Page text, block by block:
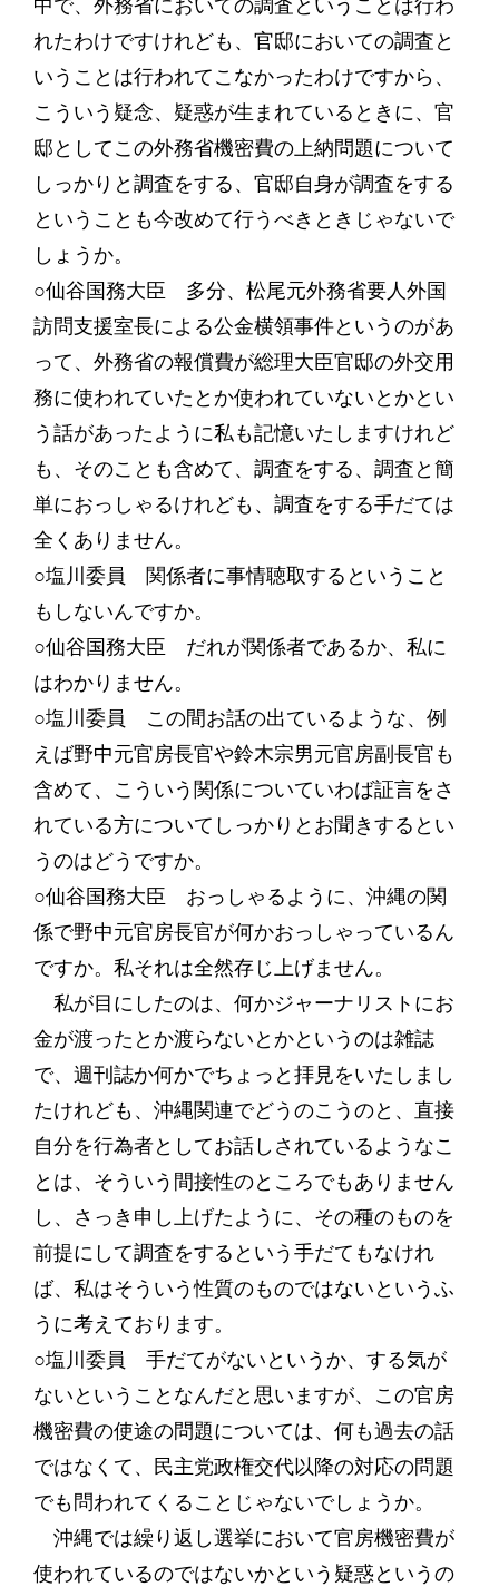
中で、外務省においての調査ということは行わ
れたわけですけれども、官邸においての調査と
いうことは行われてこなかったわけですから、
こういう疑念、疑惑が生まれているときに、官
邸としてこの外務省機密費の上納問題について
しっかりと調査をする、官邸自身が調査をする
ということも今改めて行うべきときじゃないで
しょうか。
○仙谷国務大臣 多分、松尾元外務省要人外国
訪問支援室長による公金横領事件というのがあ
って、外務省の報償費が総理大臣官邸の外交用
務に使われていたとか使われていないとかとい
う話があったように私も記憶いたしますけれど
も、そのことも含めて、調査をする、調査と簡
単におっしゃるけれども、調査をする手だては
全くありません。
○塩川委員 関係者に事情聴取するということ
もしないんですか。
○仙谷国務大臣 だれが関係者であるか、私に
はわかりません。
○塩川委員 この間お話の出ているような、例
えば野中元官房長官や鈴木宗男元官房副長官も
含めて、こういう関係についていわば証言をさ
れている方についてしっかりとお聞きするとい
うのはどうですか。
○仙谷国務大臣 おっしゃるように、沖縄の関
係で野中元官房長官が何かおっしゃっているん
ですか。私それは全然存じ上げません。
私が目にしたのは、何かジャーナリストにお
金が渡ったとか渡らないとかというのは雑誌
で、週刊誌か何かでちょっと拝見をいたしまし
たけれども、沖縄関連でどうのこうのと、直接
自分を行為者としてお話しされているようなこ
とは、そういう間接性のところでもありません
し、さっき申し上げたように、その種のものを
前提にして調査をするという手だてもなけれ
ば、私はそういう性質のものではないというふ
うに考えております。
○塩川委員 手だてがないというか、する気が
ないということなんだと思いますが、この官房
機密費の使途の問題については、何も過去の話
ではなくて、民主党政権交代以降の対応の問題
でも問われてくることじゃないでしょうか。
沖縄では繰り返し選挙において官房機密費が
使われているのではないかという疑惑というの